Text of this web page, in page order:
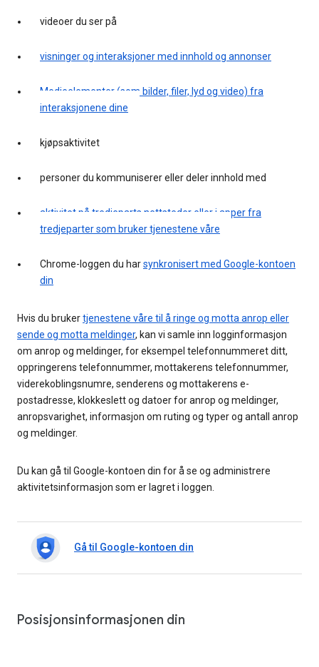
videoer du ser på
visninger og interaksjoner med innhold og annonser
Medieelementer (som bilder, filer, lyd og video) fra
interaksjonene dine
kjøpsaktivitet
personer du kommuniserer eller deler innhold med
aktivitet på tredjeparts nettsteder eller i apper fra
tredjeparter som bruker tjenestene våre
Chrome-loggen du harsynkronisert med Google-kontoen
din
Hvis du brukertjenestene våre til å ringe og motta anrop eller
sende og motta meldinger, kan vi samle inn logginformasjon
om anrop og meldinger, for eksempel telefonnummeret ditt,
oppringerens telefonnummer, mottakerens telefonnummer,
viderekoblingsnumre, senderens og mottakerens e-
postadresse, klokkeslett og datoer for anrop og meldinger,
anropsvarighet, informasjon om ruting og typer og antall anrop
og meldinger.
Du kan gå til Google-kontoen din for å se og administrere
aktivitetsinformasjon som er lagret i loggen.
Gå til Google-kontoen din
Posisjonsinformasjonen din